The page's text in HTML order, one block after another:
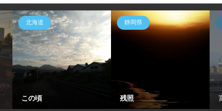
北海道
この頃
静岡県
残照